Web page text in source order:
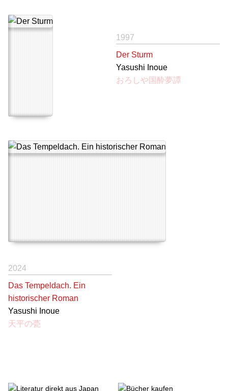
1997
Der Sturm
Yasushi Inoue
おろしや国酔夢譚
2024
Das Tempeldach. Ein
historischer Roman
Yasushi Inoue
天平の甍